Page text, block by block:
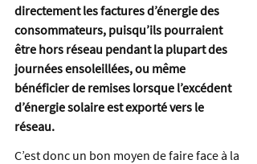
directement les factures d’énergie des
consommateurs, puisqu’ils pourraient
être hors réseau pendant la plupart des
journées ensoleillées, ou même
bénéficier de remises lorsque l’excédent
d’énergie solaire est exporté vers le
réseau.
C’est donc un bon moyen de faire face à la